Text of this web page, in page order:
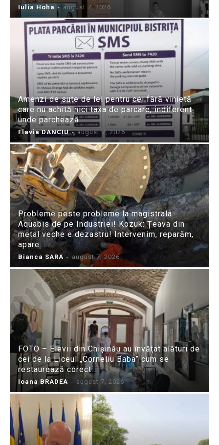
Iulia Hoha - august 7, 2026
Amenzi de sute de lei pentru cei fără vinietă
care nu achită nici taxa de parcare, indiferent
unde parchează
Flavia DANCIU - august 7, 2026
Probleme peste probleme la magistrala
Aquabis de pe Industriei! Kozuk: Țeava din
metal veche e dezastru! Intervenim, reparăm,
apare...
Bianca SARA - august 7, 2026
FOTO – Elevii din Chișinău au învățat alături de
cei de la Liceul „Corneliu Baba” cum se
restaurează corect...
Ioana BRADEA - august 7, 2026